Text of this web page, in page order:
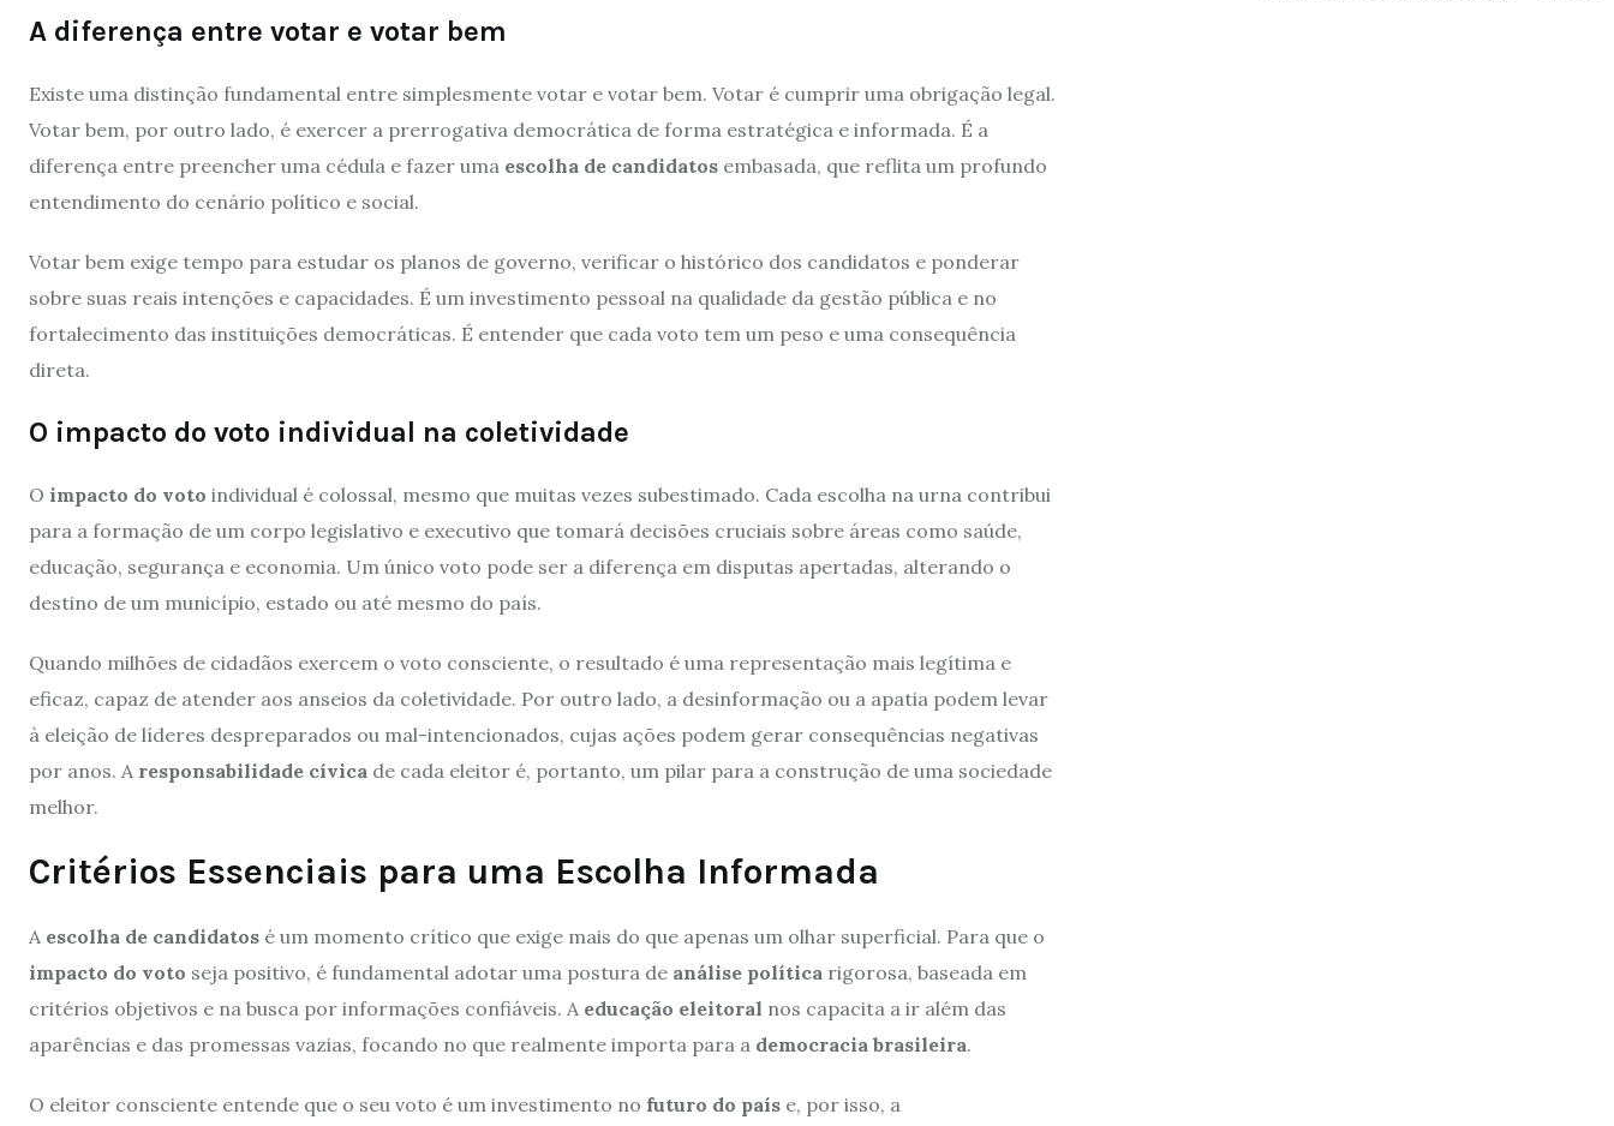
A diferença entre votar e votar bem
Existe uma distinção fundamental entre simplesmente votar e votar bem. Votar é cumprir uma obrigação legal.
Votar bem, por outro lado, é exercer a prerrogativa democrática de forma estratégica e informada. É a
diferença entre preencher uma cédula e fazer uma escolha de candidatos embasada, que reflita um profundo
entendimento do cenário político e social.
Votar bem exige tempo para estudar os planos de governo, verificar o histórico dos candidatos e ponderar
sobre suas reais intenções e capacidades. É um investimento pessoal na qualidade da gestão pública e no
fortalecimento das instituições democráticas. É entender que cada voto tem um peso e uma consequência
direta.
O impacto do voto individual na coletividade
O impacto do voto individual é colossal, mesmo que muitas vezes subestimado. Cada escolha na urna contribui
para a formação de um corpo legislativo e executivo que tomará decisões cruciais sobre áreas como saúde,
educação, segurança e economia. Um único voto pode ser a diferença em disputas apertadas, alterando o
destino de um município, estado ou até mesmo do país.
Quando milhões de cidadãos exercem o voto consciente, o resultado é uma representação mais legítima e
eficaz, capaz de atender aos anseios da coletividade. Por outro lado, a desinformação ou a apatia podem levar
à eleição de líderes despreparados ou mal-intencionados, cujas ações podem gerar consequências negativas
por anos. A responsabilidade cívica de cada eleitor é, portanto, um pilar para a construção de uma sociedade
melhor.
Critérios Essenciais para uma Escolha Informada
A escolha de candidatos é um momento crítico que exige mais do que apenas um olhar superficial. Para que o
impacto do voto seja positivo, é fundamental adotar uma postura de análise política rigorosa, baseada em
critérios objetivos e na busca por informações confiáveis. A educação eleitoral nos capacita a ir além das
aparências e das promessas vazias, focando no que realmente importa para a democracia brasileira.
O eleitor consciente entende que o seu voto é um investimento no futuro do país e, por isso, a